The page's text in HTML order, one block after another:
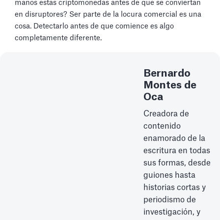
manos estas criptomonedas antes de que se conviertan
en disruptores? Ser parte de la locura comercial es una
cosa. Detectarlo antes de que comience es algo
completamente diferente.
Bernardo
Montes de
Oca
Creadora de
contenido
enamorado de la
escritura en todas
sus formas, desde
guiones hasta
historias cortas y
periodismo de
investigación, y